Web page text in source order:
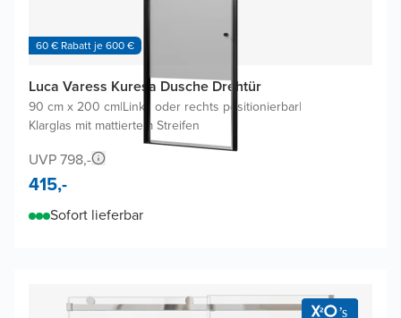
60 € Rabatt je 600 €
Luca Varess Kuresa Dusche Drehtür
90 cm x 200 cm|Links oder rechts positionierbar|
Klarglas mit mattiertem Streifen
UVP 798,-
415,-
Sofort lieferbar